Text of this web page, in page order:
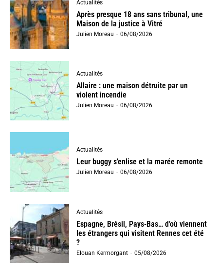
Actualités
Après presque 18 ans sans tribunal, une
Maison de la justice à Vitré
Julien Moreau - 06/08/2026
Actualités
Allaire : une maison détruite par un
violent incendie
Julien Moreau - 06/08/2026
Actualités
Leur buggy s’enlise et la marée remonte
Julien Moreau - 06/08/2026
Actualités
Espagne, Brésil, Pays-Bas… d’où viennent
les étrangers qui visitent Rennes cet été
?
Elouan Kermorgant - 05/08/2026